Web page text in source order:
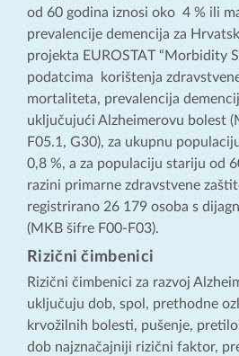
od 60 godina iznosi oko 4 % ili
prevalencije demencija za
projekta EUROSTAT “Morbidity
podatcima korištenja
mortaliteta, prevalencija
uključujući Alzheimerovu bolest
F05.1, G30), za ukupnu
0,8 %, a za populaciju stariju od
razini primarne zdravstvene
registrirano 26 179 osoba s
(MKB šifre F00-F03).
Rizični čimbenici
Rizični čimbenici za razvoj
uključuju dob, spol, prethodne
krvožilnih bolesti, pušenje,
dob najznačajniji rizični faktor,